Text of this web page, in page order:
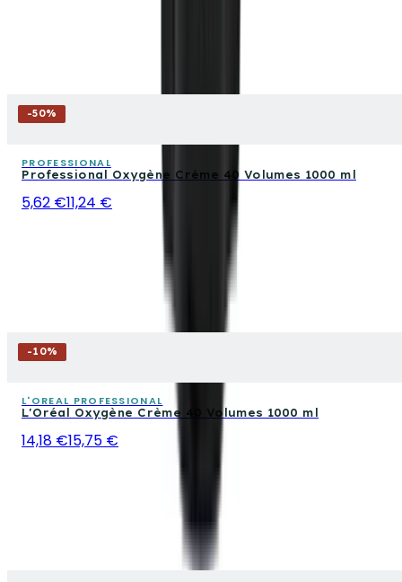
-50%
PROFESSIONAL
Professional Oxygène Crème 40 Volumes 1000 ml
5,62 €11,24 €
-10%
L'OREAL PROFESSIONAL
L'Oréal Oxygène Crème 40 Volumes 1000 ml
14,18 €15,75 €